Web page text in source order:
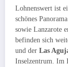
Lohnenswert ist
schönes
sowie Lanzarote
befinden sich
und der Las
Inselzentrum. Im